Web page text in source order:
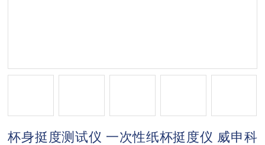
杯身挺度测试仪 一次性纸杯挺度仪 威申科